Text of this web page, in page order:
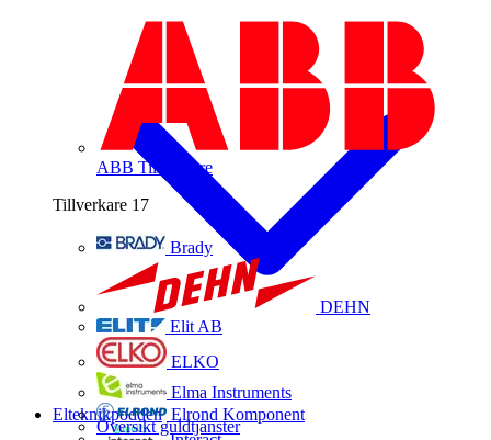
ABB Tillverkare
Tillverkare 17
Brady
DEHN
Elit AB
ELKO
Elma Instruments
Elrond Komponent
Översikt guldtjänster
Elteknikpodden